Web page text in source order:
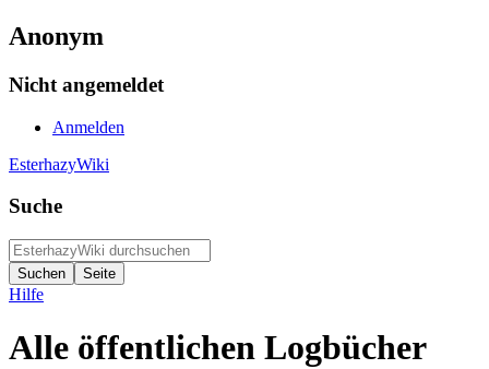
Anonym
Nicht angemeldet
Anmelden
EsterhazyWiki
Suche
Hilfe
Alle öffentlichen Logbücher